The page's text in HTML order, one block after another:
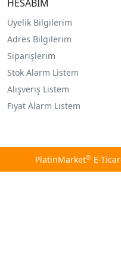
HESABIM
Üyelik Bilgilerim
Adres Bilgilerim
Siparişlerim
Stok Alarm Listem
Alışveriş Listem
Fiyat Alarm Listem
PlatinMarket®E-